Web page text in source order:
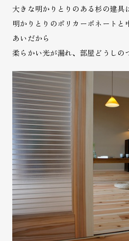
大きな明かりとりのある杉の建具
明かりとりのポリカーボネートと
あいだから
柔らかい光が漏れ、部屋どうしの